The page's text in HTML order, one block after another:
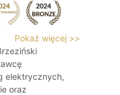
Pokaż więcej >>
elektrycznych,
oraz